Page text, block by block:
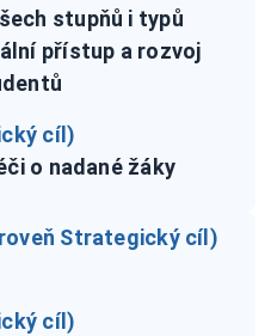
stupňů i typů
přístup a rozvoj
cíl)
o nadané žáky
Strategický cíl)
cíl)